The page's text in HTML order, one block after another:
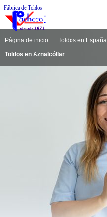
Página de inicio Toldos en España
Toldos en Aznalcóllar